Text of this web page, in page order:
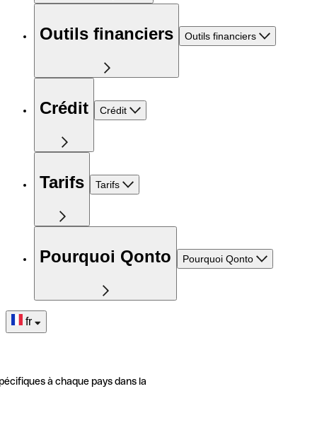
Outils financiers Outils financiers
Crédit Crédit
Tarifs Tarifs
Pourquoi Qonto Pourquoi Qonto
fr
à chaque pays dans la